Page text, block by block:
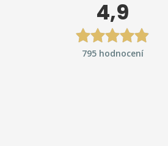
4,9
795 hodnocení